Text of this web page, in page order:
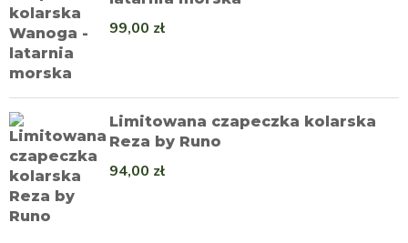
99,00 zł
Limitowana czapeczka kolarska
Reza by Runo
94,00 zł